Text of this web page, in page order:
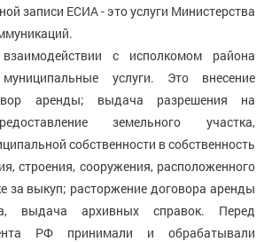
записи ЕСИА - это услуги Министерства
с исполкомом района
услуги. Это внесение
аренды; выдача разрешения на
земельного участка,
собственности в собственность
строения, сооружения, расположенного
за выкуп; расторжение договора аренды
выдача архивных справок. Перед
РФ принимали и обрабатывали